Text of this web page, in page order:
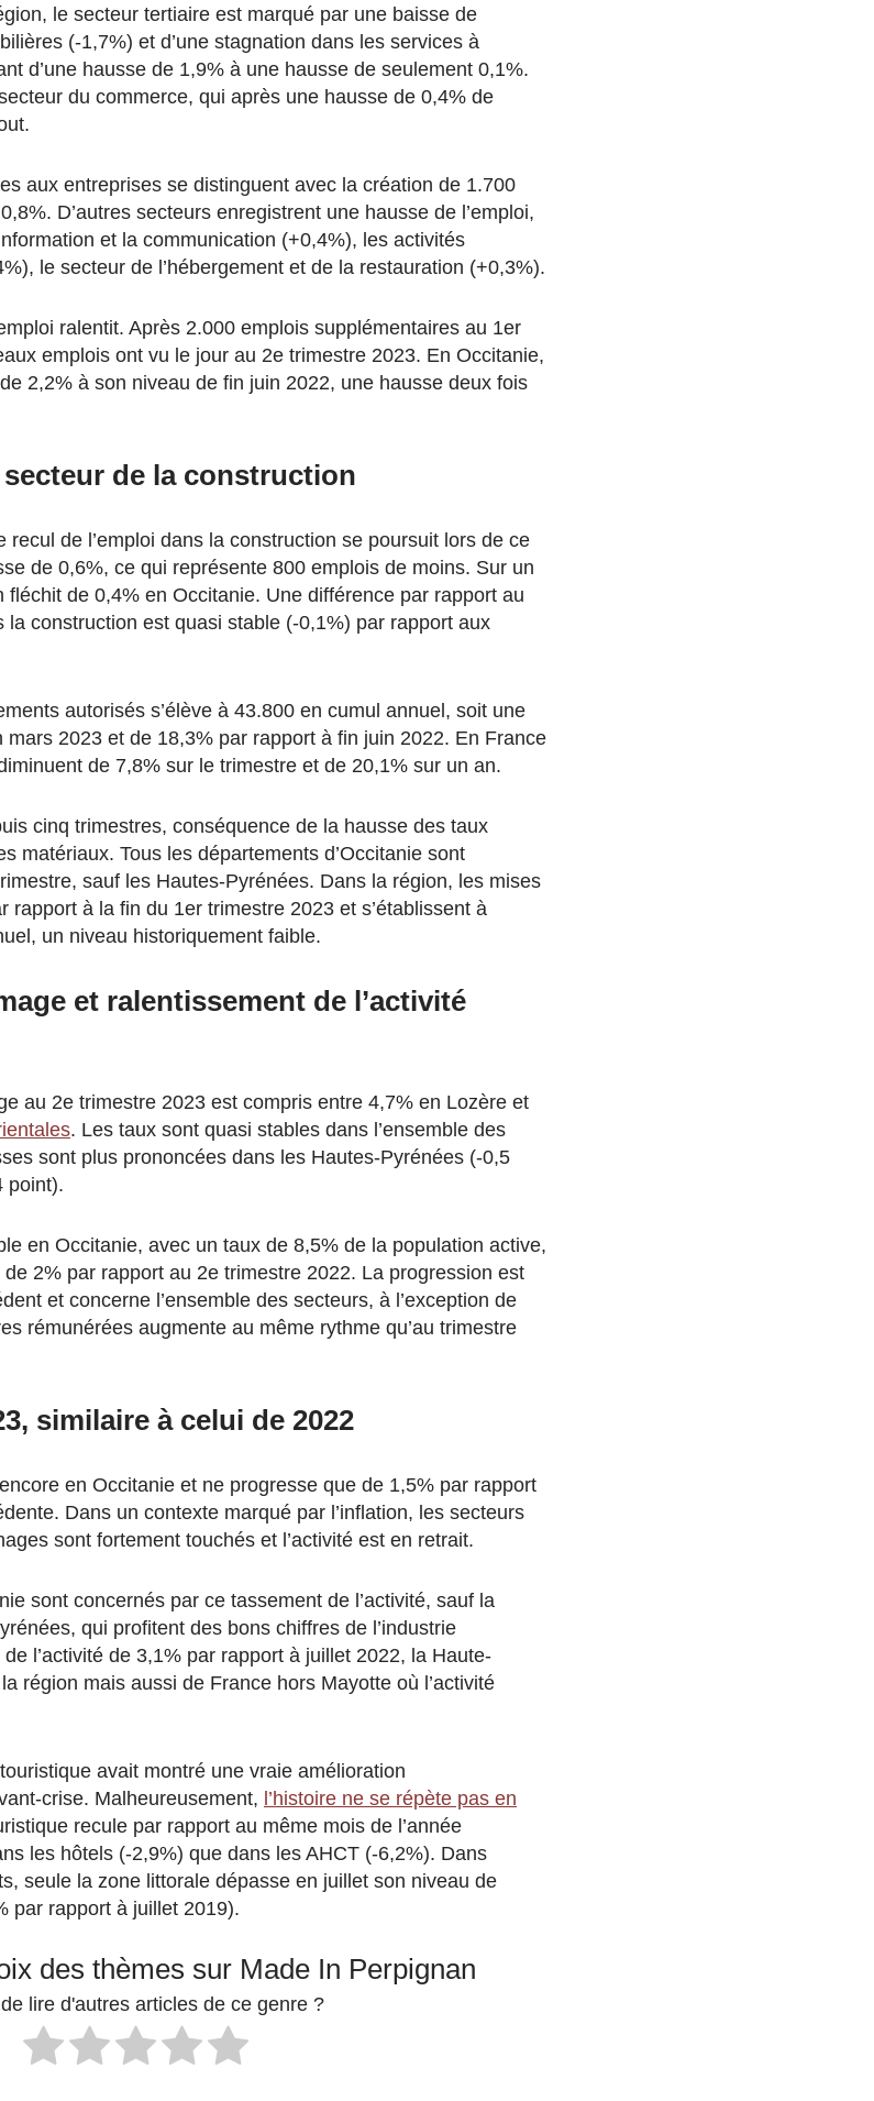
le secteur tertiaire est marqué par une baisse de
(-1,7%) et d’une stagnation dans les services à
d’une hausse de 1,9% à une hausse de seulement 0,1%.
du commerce, qui après une hausse de 0,4% de
aux entreprises se distinguent avec la création de 1.700
D’autres secteurs enregistrent une hausse de l’emploi,
et la communication (+0,4%), les activités
le secteur de l’hébergement et de la restauration (+0,3%).
ralentit. Après 2.000 emplois supplémentaires au 1er
emplois ont vu le jour au 2e trimestre 2023. En Occitanie,
2,2% à son niveau de fin juin 2022, une hausse deux fois
secteur de la construction
recul de l’emploi dans la construction se poursuit lors de ce
de 0,6%, ce qui représente 800 emplois de moins. Sur un
fléchit de 0,4% en Occitanie. Une différence par rapport au
la construction est quasi stable (-0,1%) par rapport aux
autorisés s’élève à 43.800 en cumul annuel, soit une
2023 et de 18,3% par rapport à fin juin 2022. En France
de 7,8% sur le trimestre et de 20,1% sur un an.
cinq trimestres, conséquence de la hausse des taux
matériaux. Tous les départements d’Occitanie sont
sauf les Hautes-Pyrénées. Dans la région, les mises
rapport à la fin du 1er trimestre 2023 et s’établissent à
un niveau historiquement faible.
et ralentissement de l’activité
au 2e trimestre 2023 est compris entre 4,7% en Lozère et
. Les taux sont quasi stables dans l’ensemble des
sont plus prononcées dans les Hautes-Pyrénées (-0,5
point).
en Occitanie, avec un taux de 8,5% de la population active,
de 2% par rapport au 2e trimestre 2022. La progression est
et concerne l’ensemble des secteurs, à l’exception de
rémunérées augmente au même rythme qu’au trimestre
similaire à celui de 2022
en Occitanie et ne progresse que de 1,5% par rapport
Dans un contexte marqué par l’inflation, les secteurs
sont fortement touchés et l’activité est en retrait.
sont concernés par ce tassement de l’activité, sauf la
qui profitent des bons chiffres de l’industrie
l’activité de 3,1% par rapport à juillet 2022, la Haute-
région mais aussi de France hors Mayotte où l’activité
avait montré une vraie amélioration
crise. Malheureusement, l’histoire ne se répète pas en
recule par rapport au même mois de l’année
les hôtels (-2,9%) que dans les AHCT (-6,2%). Dans
seule la zone littorale dépasse en juillet son niveau de
par rapport à juillet 2019).
des thèmes sur Made In Perpignan
lire d'autres articles de ce genre ?